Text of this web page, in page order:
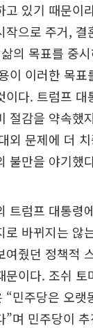
고 있기 때문이
작으로 주거, 결
의 목표를 중
이 이러한 목표
이다. 트럼프 대
절감을 약속했
외 문제에 더
불만을 야기했
트럼프 대통령
로 바뀌지는 않
여줬던 정책적
문이다. 조쉬 토
“민주당은 오랫
”며 민주당이